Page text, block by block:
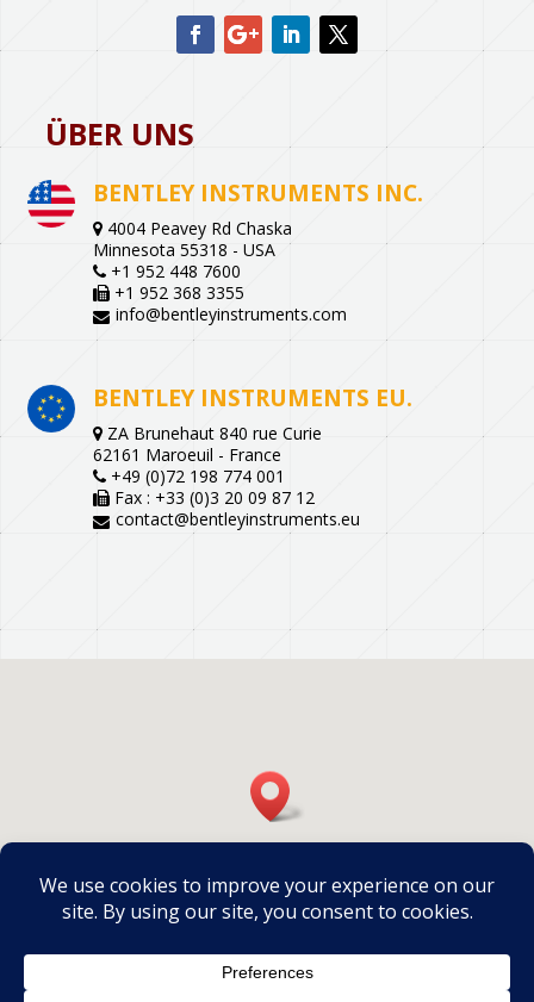
ÜBER UNS
BENTLEY INSTRUMENTS INC.
4004 Peavey Rd Chaska
Minnesota 55318 - USA
+1 952 448 7600
+1 952 368 3355
info@bentleyinstruments.com
BENTLEY INSTRUMENTS EU.
ZA Brunehaut 840 rue Curie
62161 Maroeuil - France
+49 (0)72 198 774 001
Fax : +33 (0)3 20 09 87 12
contact@bentleyinstruments.eu